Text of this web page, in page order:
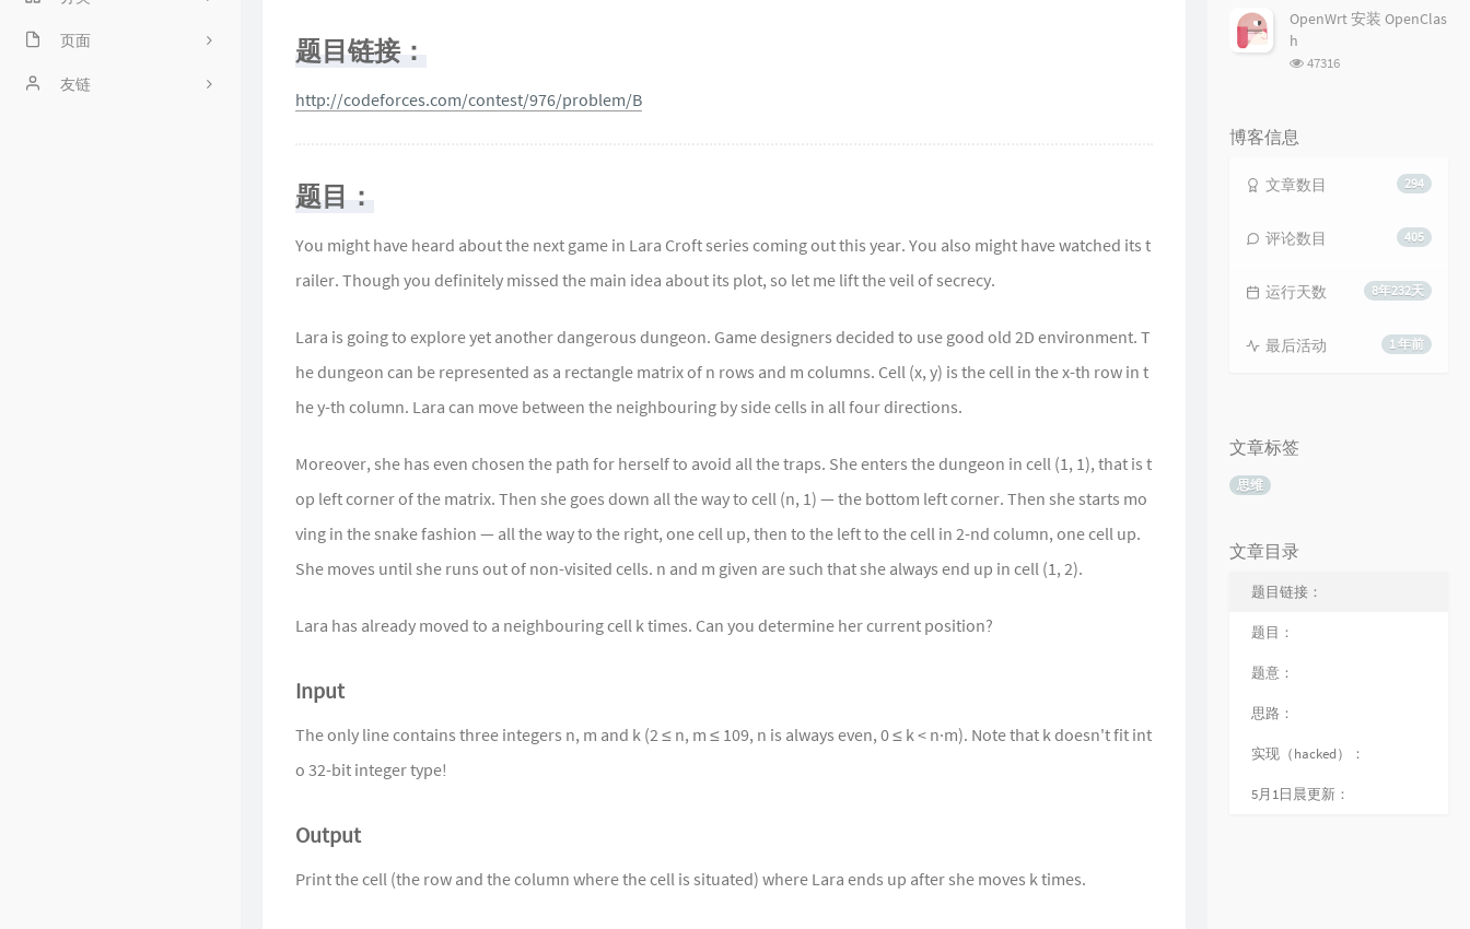
程序人生
ACM
页面
好奇心害死猫
友链
题目链接：
http://codeforces.com/contest/976/problem/B
题目：
You might have heard about the next game in Lara Croft series coming out this year. You also might have watched its t
railer. Though you definitely missed the main idea about its plot, so let me lift the veil of secrecy.
Lara is going to explore yet another dangerous dungeon. Game designers decided to use good old 2D environment. T
he dungeon can be represented as a rectangle matrix of n rows and m columns. Cell (x, y) is the cell in the x-th row in t
he y-th column. Lara can move between the neighbouring by side cells in all four directions.
Moreover, she has even chosen the path for herself to avoid all the traps. She enters the dungeon in cell (1, 1), that is t
op left corner of the matrix. Then she goes down all the way to cell (n, 1) — the bottom left corner. Then she starts mo
ving in the snake fashion — all the way to the right, one cell up, then to the left to the cell in 2-nd column, one cell up.
She moves until she runs out of non-visited cells. n and m given are such that she always end up in cell (1, 2).
Lara has already moved to a neighbouring cell k times. Can you determine her current position?
Input
The only line contains three integers n, m and k (2 ≤ n, m ≤ 109, n is always even, 0 ≤ k < n·m). Note that k doesn't fit int
o 32-bit integer type!
Output
Print the cell (the row and the column where the cell is situated) where Lara ends up after she moves k times.
次
OpenWrt 安装 OpenClas
h
浏
47316
博客信息
294
文章数目
405
评论数目
8年232天
运行天数
1 年前
最后活动
文章标签
思维
文章目录
题目链接：
题目：
题意：
思路：
实现（hacked）：
5月1日晨更新：